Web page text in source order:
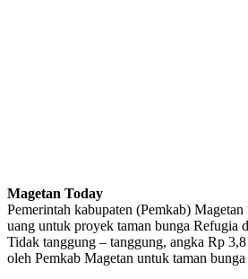
Magetan Today
Pemerintah kabupaten (Pemkab) Magetan
uang untuk proyek taman bunga Refugia
Tidak tanggung – tanggung, angka Rp
oleh Pemkab Magetan untuk taman bunga